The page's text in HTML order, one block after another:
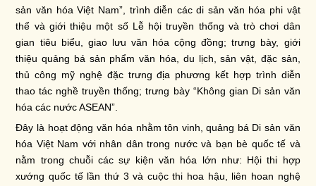
sản văn hóa Việt Nam”, trình diễn các di sản văn hóa phi vật
thể và giới thiệu một số Lễ hội truyền thống và trò chơi dân
gian tiêu biểu, giao lưu văn hóa cộng đồng; trưng bày, giới
thiệu quảng bá sản phẩm văn hóa, du lịch, sản vật, đặc sản,
thủ công mỹ nghệ đặc trưng địa phương kết hợp trình diễn
thao tác nghề truyền thống; trưng bày “Không gian Di sản văn
hóa các nước ASEAN”.
Đây là hoạt động văn hóa nhằm tôn vinh, quảng bá Di sản văn
hóa Việt Nam với nhân dân trong nước và bạn bè quốc tế và
nằm trong chuỗi các sự kiện văn hóa lớn như: Hội thi hợp
xướng quốc tế lần thứ 3 và cuộc thi hoa hậu, liên hoan nghệ